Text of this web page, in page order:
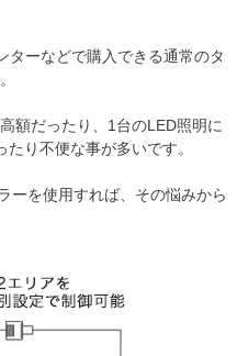
ターなどで購入できる通常のタ
額だったり、1台のLED照明に
り不便な事が多いです。
ーを使用すれば、その悩みから